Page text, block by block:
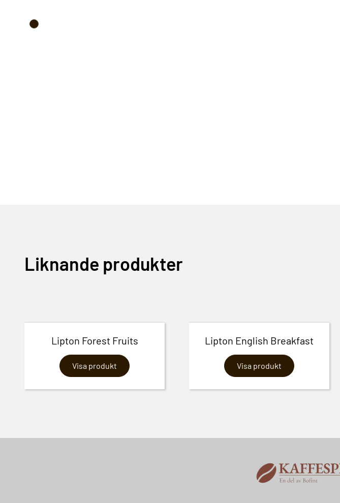
Liknande produkter
Lipton Forest Fruits
Visa produkt
Lipton English Breakfast
Visa produkt